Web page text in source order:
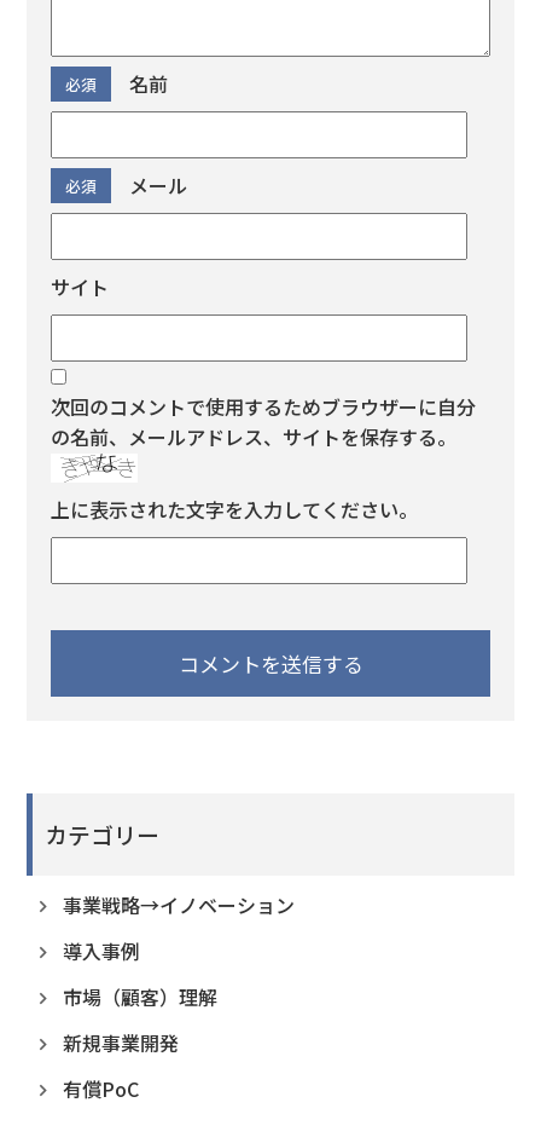
名前
※
メール
※
サイト
次回のコメントで使用するためブラウザーに自分
の名前、メールアドレス、サイトを保存する。
上に表示された文字を入力してください。
カテゴリー
事業戦略→イノベーション
導入事例
市場（顧客）理解
新規事業開発
有償PoC